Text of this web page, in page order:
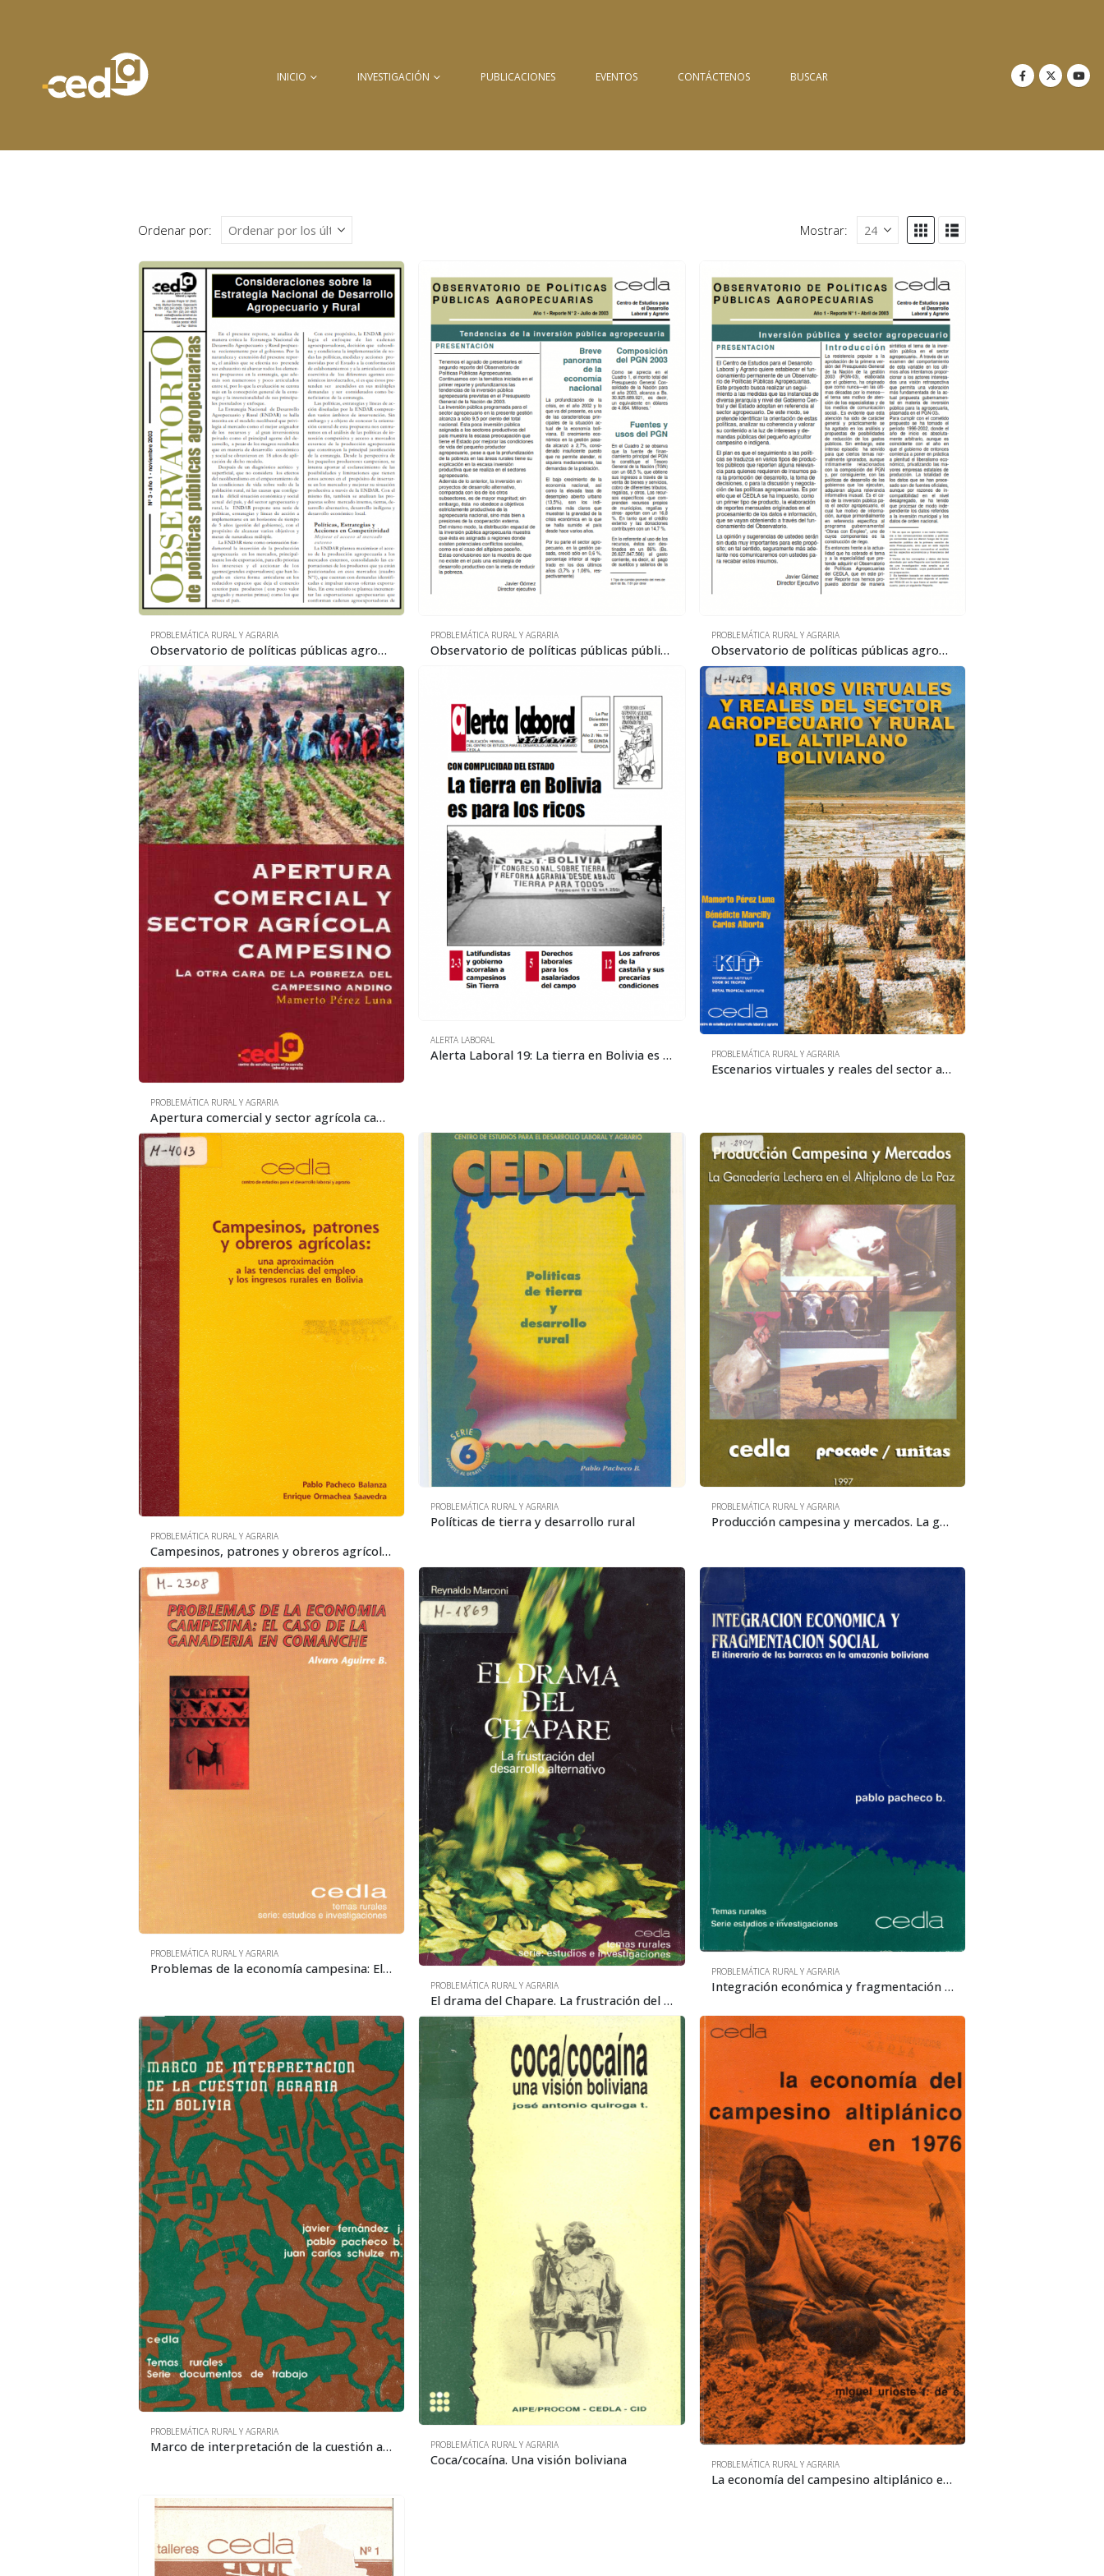
INICIO INVESTIGACIÓN PUBLICACIONES EVENTOS CONTÁCTENOS BUSCAR
Ordenar por: Mostrar:
PROBLEMÁTICA RURAL Y AGRARIA
Observatorio de políticas públicas agropecuarias 3: Consideraciones sobre la estrategia nacional de desarrollo agropecuario y rural
PROBLEMÁTICA RURAL Y AGRARIA
Observatorio de políticas públicas públicas agropecuarias Reporte 2: Tendencias de la inversión pública agropecuaria
PROBLEMÁTICA RURAL Y AGRARIA
Observatorio de políticas públicas agropecuarias 1: Inversión pública y sector agropecuario
PROBLEMÁTICA RURAL Y AGRARIA
Apertura comercial y sector agrícola campesino: La otra cara de la pobreza del campesino andino
ALERTA LABORAL
Alerta Laboral 19: La tierra en Bolivia es para los ricos PROBLEMÁTICA RURAL Y AGRARIA
Escenarios virtuales y reales del sector agropecuario y rural del altiplano boliviano
PROBLEMÁTICA RURAL Y AGRARIA
Campesinos, patrones y obreros agrícolas: una aproximación a las tendencias del empleo y los ingresos rurales en Bolivia
PROBLEMÁTICA RURAL Y AGRARIA
Políticas de tierra y desarrollo rural
PROBLEMÁTICA RURAL Y AGRARIA
Producción campesina y mercados. La ganadería lechera en el altiplano de La Paz
PROBLEMÁTICA RURAL Y AGRARIA
Problemas de la economía campesina: El caso de la ganadería en Comanche
PROBLEMÁTICA RURAL Y AGRARIA
El drama del Chapare. La frustración del desarrollo alternativo
PROBLEMÁTICA RURAL Y AGRARIA
Integración económica y fragmentación social. El itinerario de las barracas en la amazonia boliviana
PROBLEMÁTICA RURAL Y AGRARIA
Marco de interpretación de la cuestión agraria en Bolivia PROBLEMÁTICA RURAL Y AGRARIA
Coca/cocaína. Una visión boliviana PROBLEMÁTICA RURAL Y AGRARIA
La economía del campesino altiplánico en 1976